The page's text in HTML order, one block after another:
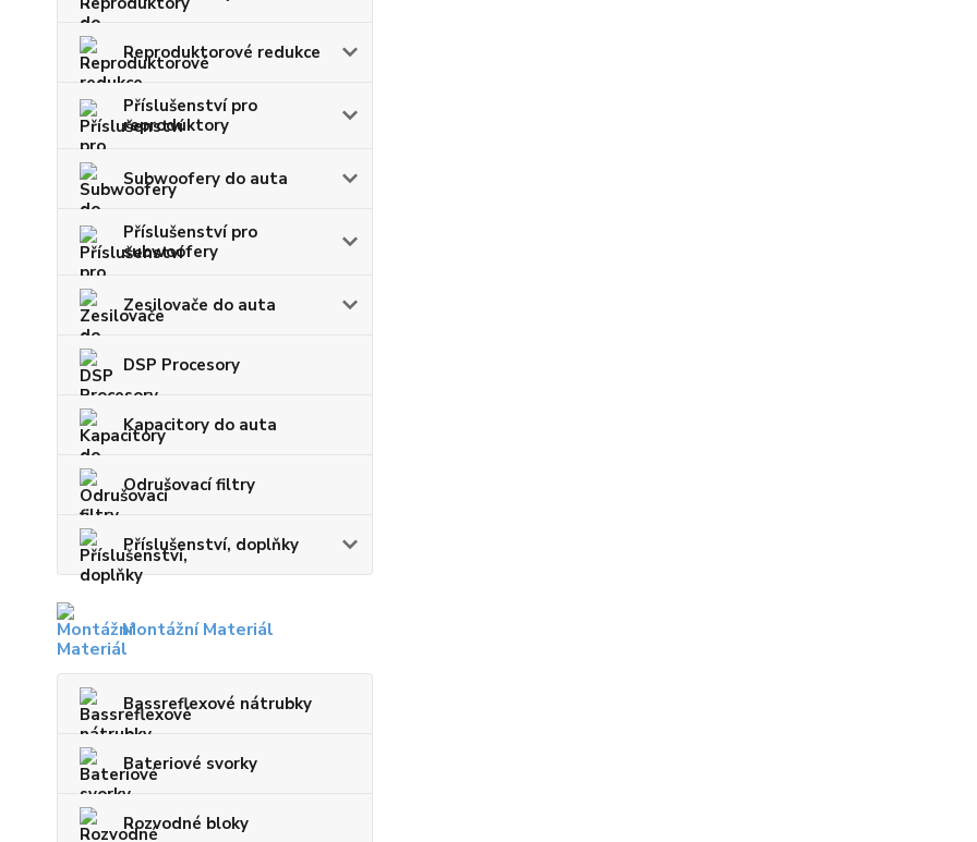
Reproduktorové redukce
Příslušenství pro
reproduktory
Subwoofery do auta
Příslušenství pro
subwoofery
Zesilovače do auta
DSP Procesory
Kapacitory do auta
Odrušovací filtry
Příslušenství, doplňky
Montážní Materiál
Bassreflexové nátrubky
Bateriové svorky
Rozvodné bloky